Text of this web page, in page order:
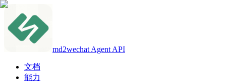
md2wechat Agent API
文档
能力